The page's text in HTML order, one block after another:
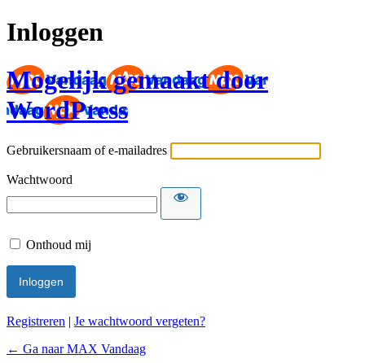
Inloggen
Mogelijk gemaakt door
WordPress
Gebruikersnaam of e-mailadres
Wachtwoord
Onthoud mij
Registreren | Je wachtwoord vergeten?
← Ga naar MAX Vandaag